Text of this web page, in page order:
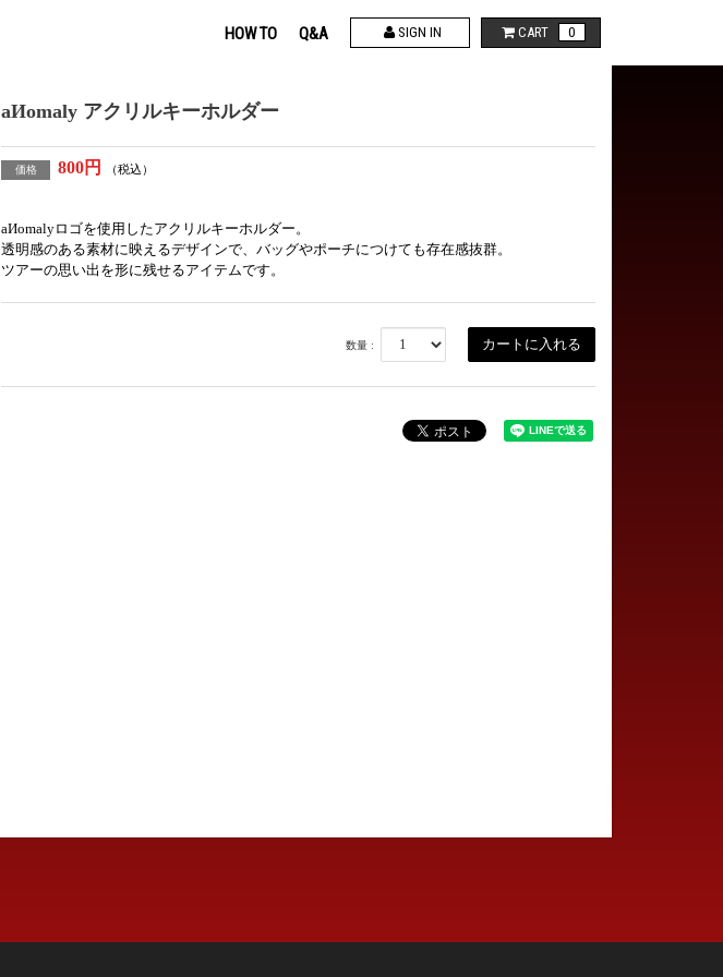
HOW TO Q&A SIGN IN CART 0
aИomaly アクリルキーホルダー
価格 800円 （税込）
aИomalyロゴを使用したアクリルキーホルダー。
透明感のある素材に映えるデザインで、バッグやポーチにつけても存在感抜群。
ツアーの思い出を形に残せるアイテムです。
数量 :